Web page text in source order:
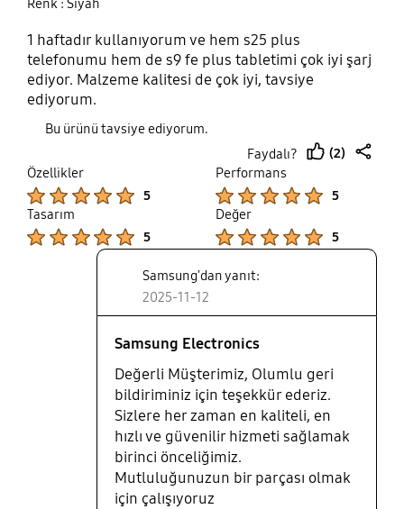
Renk : Siyah
1 haftadır kullanıyorum ve hem s25 plus
telefonumu hem de s9 fe plus tabletimi çok iyi şarj
ediyor. Malzeme kalitesi de çok iyi, tavsiye
ediyorum.
Bu ürünü tavsiye ediyorum.
Faydalı?
up
(2)
Özellikler
5
Performans
5
Tasarım
5
Değer
5
Samsung'dan yanıt:
2025-11-12
Samsung Electronics
Değerli Müşterimiz, Olumlu geri
bildiriminiz için teşekkür ederiz.
Sizlere her zaman en kaliteli, en
hızlı ve güvenilir hizmeti sağlamak
birinci önceliğimiz.
Mutluluğunuzun bir parçası olmak
için çalışıyoruz